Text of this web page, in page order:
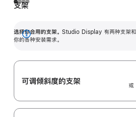
支架
选择你合用的支架。 Studio Display 有两种支架和
你的各种安装需求。
展
可调倾斜度的支架
或